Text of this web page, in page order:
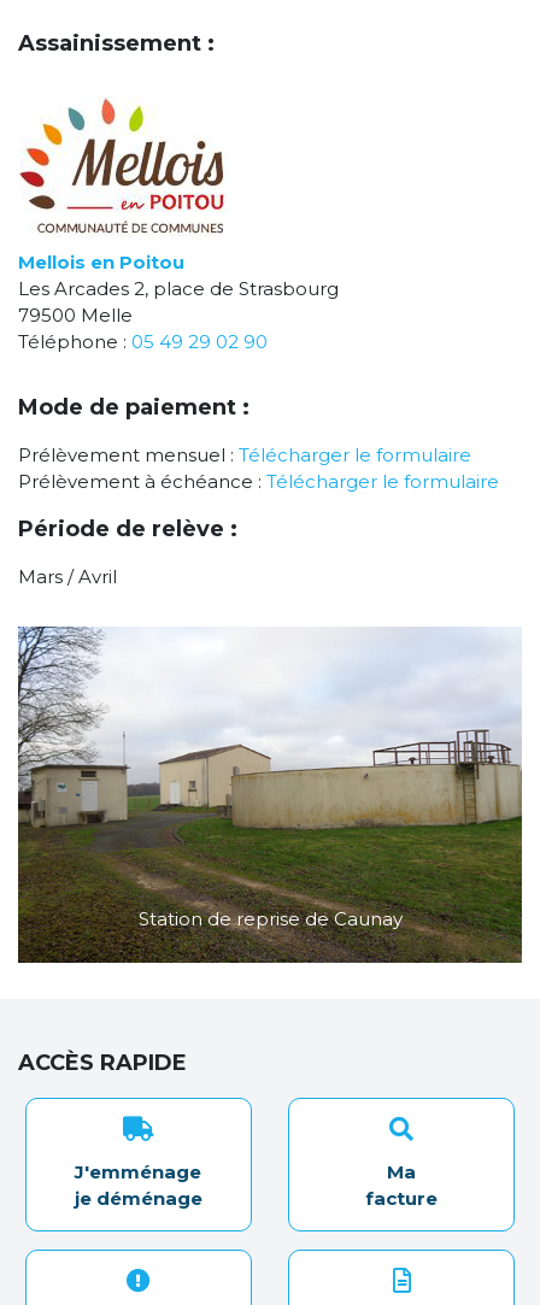
Assainissement :
Mellois en Poitou
Les Arcades 2, place de Strasbourg
79500 Melle
Téléphone : 05 49 29 02 90
Mode de paiement :
Prélèvement mensuel : Télécharger le formulaire
Prélèvement à échéance : Télécharger le formulaire
Période de relève :
Mars / Avril
Station de reprise de Caunay
ACCÈS RAPIDE
J'emménage
je déménage
Ma
facture